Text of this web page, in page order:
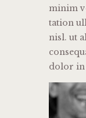
minim
tation
nisl. ut
dolor